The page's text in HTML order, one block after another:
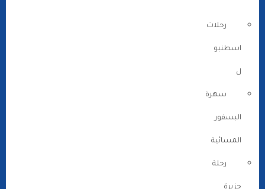
رحلات
اسطنبو
ل
سهرة
البسفور
المسائية
رحلة
جزيرة